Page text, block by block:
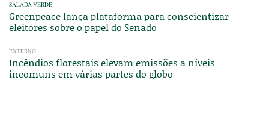
SALADA VERDE
Greenpeace lança plataforma para conscientizar
eleitores sobre o papel do Senado
EXTERNO
Incêndios florestais elevam emissões a níveis
incomuns em várias partes do globo